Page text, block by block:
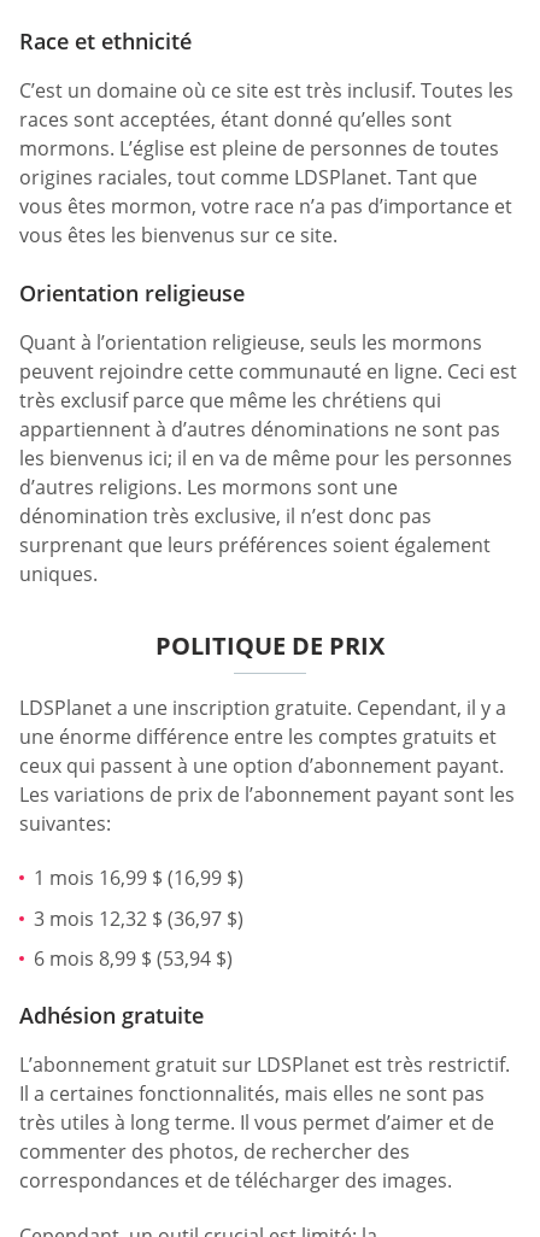
Race et ethnicité
C’est un domaine où ce site est très inclusif. Toutes les
races sont acceptées, étant donné qu’elles sont
mormons. L’église est pleine de personnes de toutes
origines raciales, tout comme LDSPlanet. Tant que
vous êtes mormon, votre race n’a pas d’importance et
vous êtes les bienvenus sur ce site.
Orientation religieuse
Quant à l’orientation religieuse, seuls les mormons
peuvent rejoindre cette communauté en ligne. Ceci est
très exclusif parce que même les chrétiens qui
appartiennent à d’autres dénominations ne sont pas
les bienvenus ici; il en va de même pour les personnes
d’autres religions. Les mormons sont une
dénomination très exclusive, il n’est donc pas
surprenant que leurs préférences soient également
uniques.
POLITIQUE DE PRIX
LDSPlanet a une inscription gratuite. Cependant, il y a
une énorme différence entre les comptes gratuits et
ceux qui passent à une option d’abonnement payant.
Les variations de prix de l’abonnement payant sont les
suivantes:
1 mois 16,99 $ (16,99 $)
3 mois 12,32 $ (36,97 $)
6 mois 8,99 $ (53,94 $)
Adhésion gratuite
L’abonnement gratuit sur LDSPlanet est très restrictif.
Il a certaines fonctionnalités, mais elles ne sont pas
très utiles à long terme. Il vous permet d’aimer et de
commenter des photos, de rechercher des
correspondances et de télécharger des images.